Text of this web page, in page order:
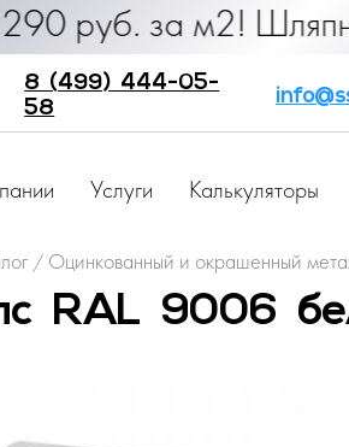
за м2! Шляпный
8 (499) 444-05-
58
Услуги Калькуляторы
/ Оцинкованный и окрашенный
RAL 9006